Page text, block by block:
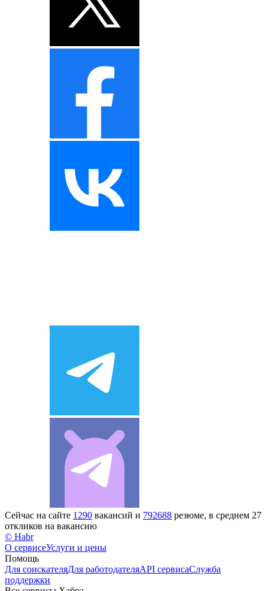
Сейчас на сайте 1290 вакансий и 792688 резюме, в среднем 27
откликов на вакансию
© Habr
О сервисеУслуги и цены
Помощь
Для соискателяДля работодателяAPI сервисаСлужба
поддержки